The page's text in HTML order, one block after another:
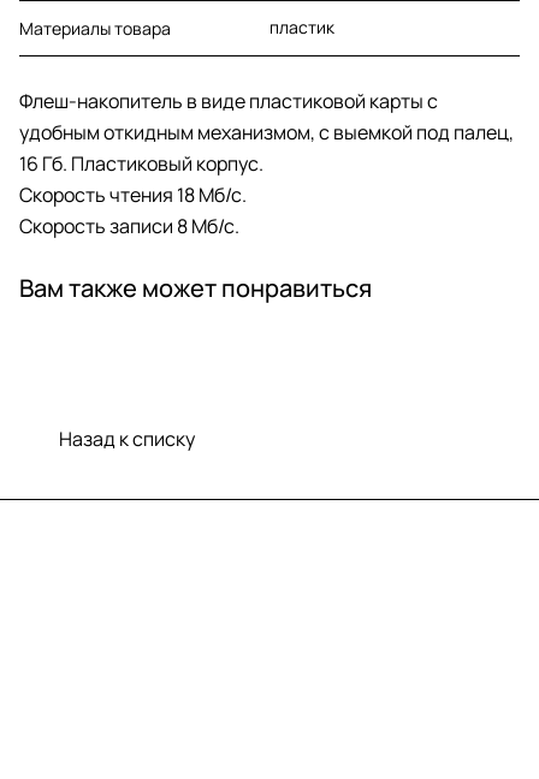
Материалы товара пластик
Флеш-накопитель в виде пластиковой карты c
удобным откидным механизмом, c выемкой под палец,
16 Гб. Пластиковый корпус.
Cкорость чтения 18 Мб/с.
Скорость записи 8 Мб/с.
Вам также может понравиться
Назад к списку